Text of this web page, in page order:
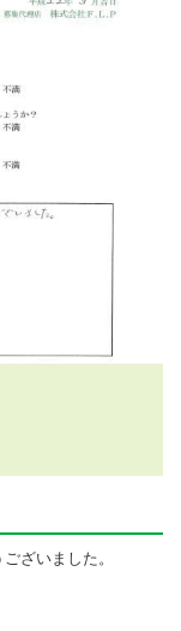
ざいました。